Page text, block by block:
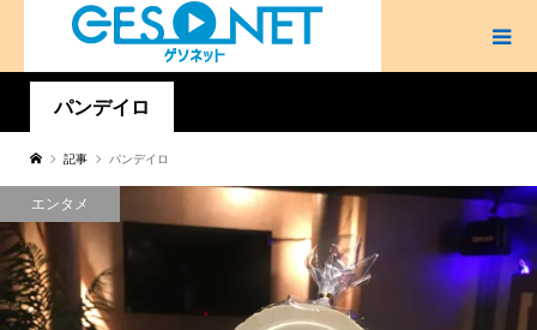
パンデイロ
記事 パンデイロ
エンタメ